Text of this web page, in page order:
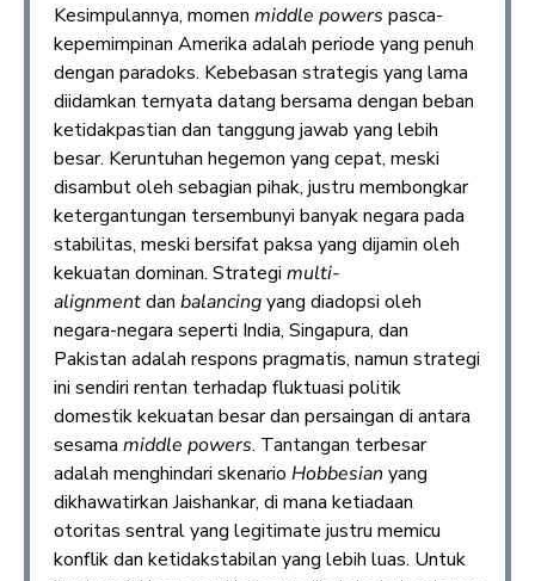
Kesimpulannya, momen middle powers pasca-
kepemimpinan Amerika adalah periode yang penuh
dengan paradoks. Kebebasan strategis yang lama
diidamkan ternyata datang bersama dengan beban
ketidakpastian dan tanggung jawab yang lebih
besar. Keruntuhan hegemon yang cepat, meski
disambut oleh sebagian pihak, justru membongkar
ketergantungan tersembunyi banyak negara pada
stabilitas, meski bersifat paksa yang dijamin oleh
kekuatan dominan. Strategi multi-
alignmentdan balancingyang diadopsi oleh
negara-negara seperti India, Singapura, dan
Pakistan adalah respons pragmatis, namun strategi
ini sendiri rentan terhadap fluktuasi politik
domestik kekuatan besar dan persaingan di antara
sesama middle powers. Tantangan terbesar
adalah menghindari skenario Hobbesian yang
dikhawatirkan Jaishankar, di mana ketiadaan
otoritas sentral yang legitimate justru memicu
konflik dan ketidakstabilan yang lebih luas. Untuk